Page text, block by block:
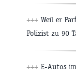
+++ Weil er
Polizist zu 90
+++ E-Autos